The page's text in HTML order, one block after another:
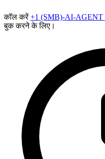
कॉल करें+1 (SMB)-AI-AGENT
बुक करने के लिए।